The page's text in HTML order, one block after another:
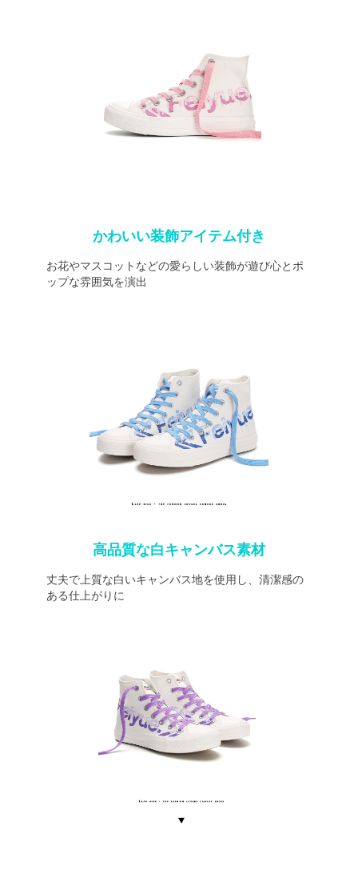
かわいい装飾アイテム付き
お花やマスコットなどの愛らしい装飾が遊び心とポ
ップな雰囲気を演出
高品質な白キャンバス素材
丈夫で上質な白いキャンバス地を使用し、清潔感の
ある仕上がりに